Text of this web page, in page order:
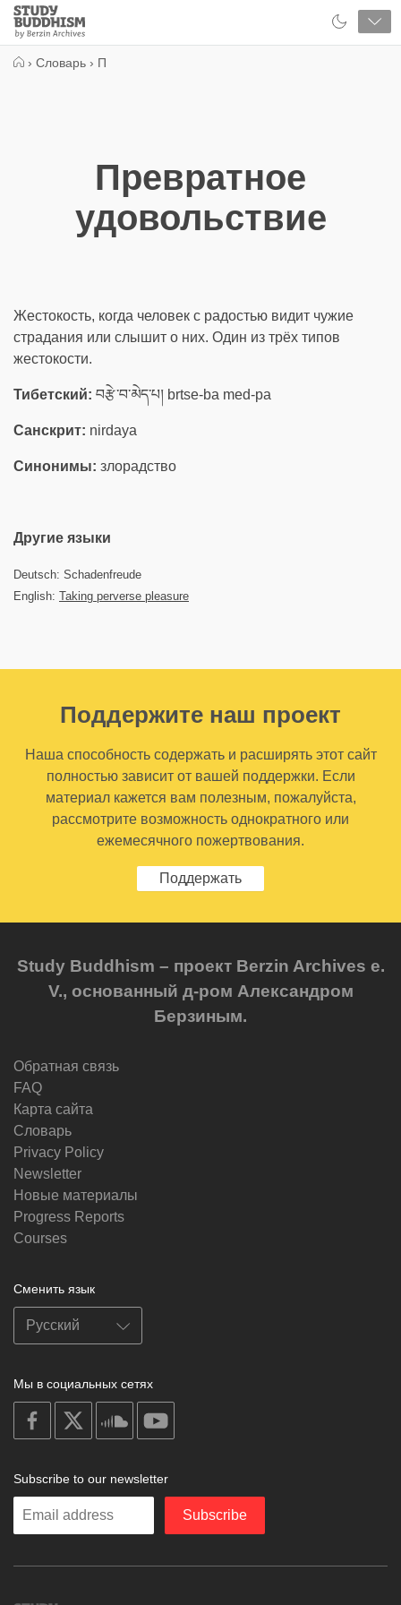
Close
Study
Buddhism
› Словарь › П
Превратное
удовольствие
Жестокость, когда человек с радостью видит чужие
страдания или слышит о них. Один из трёх типов
жестокости.
Тибетский: བརྩེ་བ་མེད་པ། brtse-ba med-pa
Санскрит: nirdaya
Синонимы: злорадство
Другие языки
Deutsch: Schadenfreude
English: Taking perverse pleasure
Поддержите наш проект
Наша способность содержать и расширять этот сайт
полностью зависит от вашей поддержки. Если
материал кажется вам полезным, пожалуйста,
рассмотрите возможность однократного или
ежемесячного пожертвования.
Поддержать
Study Buddhism – проект Berzin Archives e.
V., основанный д-ром Александром
Берзиным.
Обратная связь
FAQ
Карта сайта
Словарь
Privacy Policy
Newsletter
Новые материалы
Progress Reports
Courses
Сменить язык
Мы в социальных сетях
on
facebook
soundcloud
Subscribe to our newsletter
Enter
Subscribe